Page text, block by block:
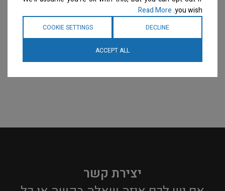
יצירת קשר
you wish.
Read More
DECLINE
COOKIE SETTINGS
ACCEPT ALL